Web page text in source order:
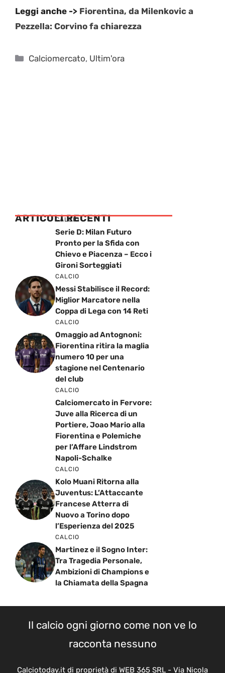
Leggi anche -> Fiorentina, da Milenkovic a
Pezzella: Corvino fa chiarezza
Categorie
Calciomercato, Ultim'ora
ARTICOLI RECENTI
CALCIO
Serie D: Milan Futuro
Pronto per la Sfida con
Chievo e Piacenza – Ecco i
Gironi Sorteggiati
CALCIO
Messi Stabilisce il Record:
Miglior Marcatore nella
Coppa di Lega con 14 Reti
CALCIO
Omaggio ad Antognoni:
Fiorentina ritira la maglia
numero 10 per una
stagione nel Centenario
del club
CALCIO
Calciomercato in Fervore:
Juve alla Ricerca di un
Portiere, Joao Mario alla
Fiorentina e Polemiche
per l’Affare Lindstrom
Napoli-Schalke
CALCIO
Kolo Muani Ritorna alla
Juventus: L’Attaccante
Francese Atterra di
Nuovo a Torino dopo
l’Esperienza del 2025
CALCIO
Martinez e il Sogno Inter:
Tra Tragedia Personale,
Ambizioni di Champions e
la Chiamata della Spagna
Il calcio ogni giorno come non ve lo
racconta nessuno
Calciotoday.it di proprietà di WEB 365 SRL - Via Nicola